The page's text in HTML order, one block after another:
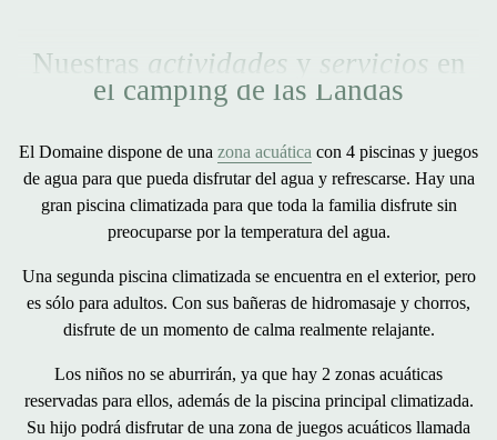
Nuestras actividades y servicios en
el camping de las Landas
El Domaine dispone de una zona acuática con 4 piscinas y juegos
de agua para que pueda disfrutar del agua y refrescarse. Hay una
gran piscina climatizada para que toda la familia disfrute sin
preocuparse por la temperatura del agua.
Una segunda piscina climatizada se encuentra en el exterior, pero
es sólo para adultos. Con sus bañeras de hidromasaje y chorros,
disfrute de un momento de calma realmente relajante.
Los niños no se aburrirán, ya que hay 2 zonas acuáticas
reservadas para ellos, además de la piscina principal climatizada.
Su hijo podrá disfrutar de una zona de juegos acuáticos llamada